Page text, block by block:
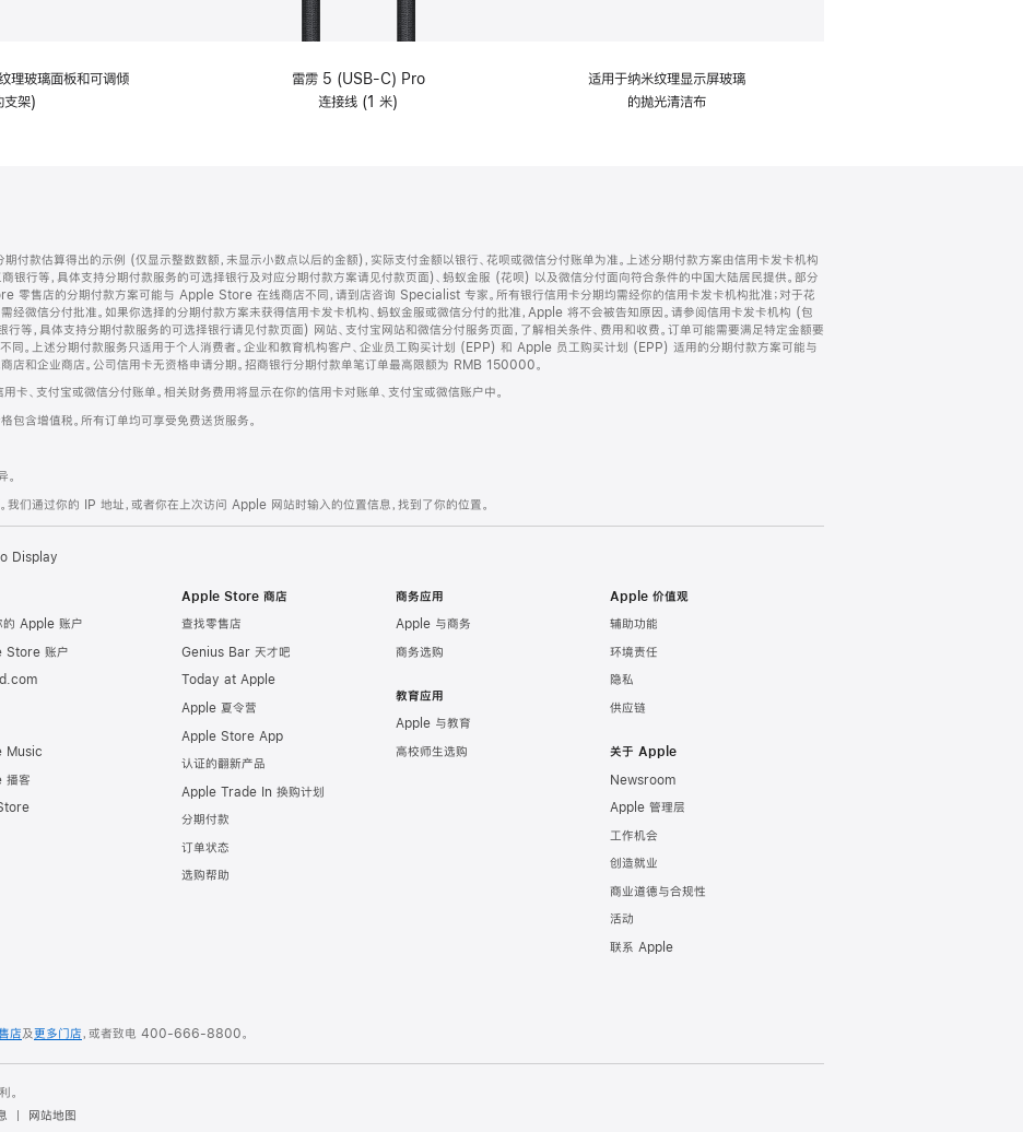
玻璃面板和可调倾
支架)
雷雳 5 (USB-C) Pro
连接线 (1 米)
适用于纳米纹理显示屏玻璃
的抛光清洁布
付款估算得出的示例 (仅显示整数数额，未显示小数点以后的金额)，实际支付金额以银行、花呗或微信分付账单为准。上述分期付款方案由信用卡发卡机构
银行等，具体支持分期付款服务的可选择银行及对应分期付款方案请见付款页面)、蚂蚁金服 (花呗) 以及微信分付面向符合条件的中国大陆居民提供。部分
零售店的分期付款方案可能与 Apple Store 在线商店不同，请到店咨询 Specialist 专家。所有银行信用卡分期均需经你的信用卡发卡机构批准；对于花
需经微信分付批准。如果你选择的分期付款方案未获得信用卡发卡机构、蚂蚁金服或微信分付的批准，Apple 将不会被告知原因。请参阅信用卡发卡机构 (包
行等，具体支持分期付款服务的可选择银行请见付款页面) 网站、支付宝网站和微信分付服务页面，了解相关条件、费用和收费。订单可能需要满足特定金额要
同。上述分期付款服务只适用于个人消费者。企业和教育机构客户、企业员工购买计划 (EPP) 和 Apple 员工购买计划 (EPP) 适用的分期付款方案可能与
商店和企业商店。公司信用卡无资格申请分期。招商银行分期付款单笔订单最高限额为 RMB 150000。
卡、支付宝或微信分付账单。相关财务费用将显示在你的信用卡对账单、支付宝或微信账户中。
包含增值税。所有订单均可享受免费送货服务。
我们通过你的 IP 地址，或者你在上次访问 Apple 网站时输入的位置信息，找到了你的位置。
Display
的 Apple 账户
Store 账户
Music
播客
Apple Store 商店
查找零售店
Genius Bar 天才吧
Today at Apple
Apple 夏令营
Apple Store App
认证的翻新产品
Apple Trade In 换购计划
分期付款
订单状态
选购帮助
商务应用
Apple 与商务
商务选购
教育应用
Apple 与教育
高校师生选购
Apple 价值观
辅助功能
环境责任
隐私
供应链
关于 Apple
Newsroom
Apple 管理层
工作机会
创造就业
商业道德与合规性
活动
联系 Apple
店及更多门店，或者致电 400-666-8800。
。
网站地图